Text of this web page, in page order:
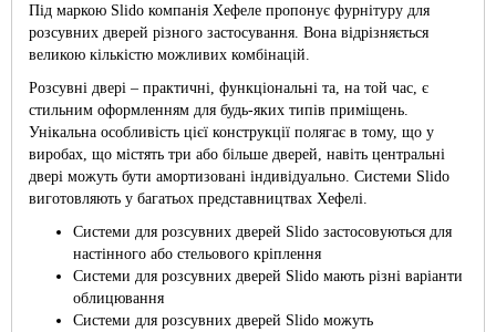
Під маркою Slido компанія Хефеле пропонує фурнітуру для
розсувних дверей різного застосування. Вона відрізняється
великою кількістю можливих комбінацій.
Розсувні двері – практичні, функціональні та, на той час, є
стильним оформленням для будь-яких типів приміщень.
Унікальна особливість цієї конструкції полягає в тому, що у
виробах, що містять три або більше дверей, навіть центральні
двері можуть бути амортизовані індивідуально. Системи Slido
виготовляють у багатьох представництвах Хефелі.
Системи для розсувних дверей Slido застосовуються для
настінного або стельового кріплення
Системи для розсувних дверей Slido мають різні варіанти
облицювання
Системи для розсувних дверей Slido можуть